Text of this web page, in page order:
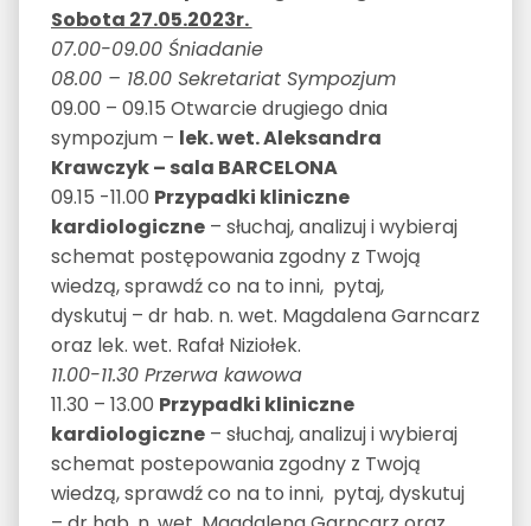
Sobota 27.05.2023r.
07.00-09.00 Śniadanie
08.00 – 18.00 Sekretariat Sympozjum
09.00 – 09.15 Otwarcie drugiego dnia
sympozjum – lek. wet. Aleksandra
Krawczyk – sala BARCELONA
09.15 -11.00 Przypadki kliniczne
kardiologiczne– słuchaj, analizuj i wybieraj
schemat postępowania zgodny z Twoją
wiedzą, sprawdź co na to inni, pytaj,
dyskutuj – dr hab. n. wet. Magdalena Garncarz
oraz lek. wet. Rafał Niziołek.
11.00-11.30 Przerwa kawowa
11.30 – 13.00 Przypadki kliniczne
kardiologiczne– słuchaj, analizuj i wybieraj
schemat postepowania zgodny z Twoją
wiedzą, sprawdź co na to inni, pytaj, dyskutuj